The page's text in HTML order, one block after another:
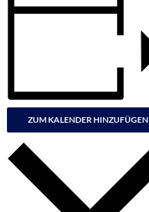
ZUM KALENDER HINZUFÜGEN